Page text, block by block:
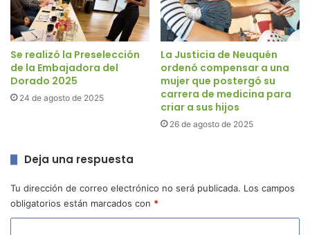
Se realizó la Preselección
de la Embajadora del
Dorado 2025
24 de agosto de 2025
La Justicia de Neuquén
ordenó compensar a una
mujer que postergó su
carrera de medicina para
criar a sus hijos
26 de agosto de 2025
Deja una respuesta
Tu dirección de correo electrónico no será publicada. Los campos
obligatorios están marcados con *